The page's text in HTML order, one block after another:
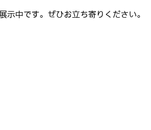
中です。ぜひお立ち寄りください。